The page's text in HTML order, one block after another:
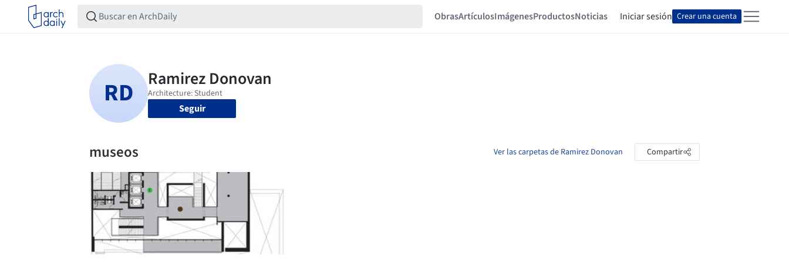
ObrasArtículosImágenesProductosNoticias Iniciar sesión Crear una cuenta
Seguir
museos Ver las carpetas de Ramirez Donovan Compartir